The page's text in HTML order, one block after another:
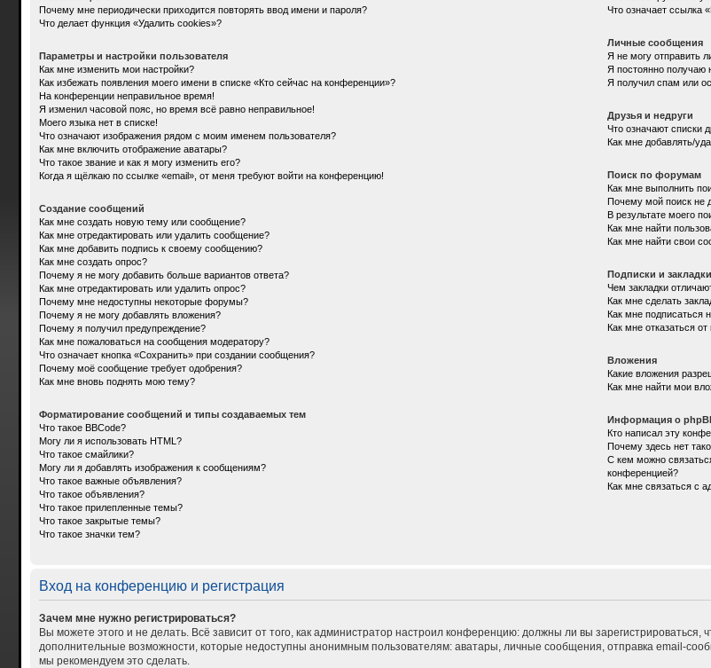
Почему мне периодически приходится повторять ввод имени и пароля?
Что делает функция «Удалить cookies»?
Параметры и настройки пользователя
Как мне изменить мои настройки?
Как избежать появления моего имени в списке «Кто сейчас на конференции»?
На конференции неправильное время!
Я изменил часовой пояс, но время всё равно неправильное!
Моего языка нет в списке!
Что означают изображения рядом с моим именем пользователя?
Как мне включить отображение аватары?
Что такое звание и как я могу изменить его?
Когда я щёлкаю по ссылке «email», от меня требуют войти на конференцию!
Создание сообщений
Как мне создать новую тему или сообщение?
Как мне отредактировать или удалить сообщение?
Как мне добавить подпись к своему сообщению?
Как мне создать опрос?
Почему я не могу добавить больше вариантов ответа?
Как мне отредактировать или удалить опрос?
Почему мне недоступны некоторые форумы?
Почему я не могу добавлять вложения?
Почему я получил предупреждение?
Как мне пожаловаться на сообщения модератору?
Что означает кнопка «Сохранить» при создании сообщения?
Почему моё сообщение требует одобрения?
Как мне вновь поднять мою тему?
Форматирование сообщений и типы создаваемых тем
Что такое BBCode?
Могу ли я использовать HTML?
Что такое смайлики?
Могу ли я добавлять изображения к сообщениям?
Что такое важные объявления?
Что такое объявления?
Что такое прилепленные темы?
Что такое закрытые темы?
Что такое значки тем?
Что означает ссылка
Личные сообщения
Я не могу отправить
Я постоянно получаю
Я получил спам или
Друзья и недруги
Что означают списки
Как мне добавлять/
Поиск по форумам
Как мне выполнить
Почему мой поиск не
В результате моего
Как мне найти
Как мне найти свои
Подписки и закладки
Чем закладки
Как мне сделать
Как мне подписаться
Как мне отказаться от
Вложения
Какие вложения
Как мне найти мои
Информация о
Кто написал эту
Почему здесь нет
С кем можно
конференцией?
Как мне связаться с
Вход на конференцию и регистрация
Зачем мне нужно регистрироваться?
Вы можете этого и не делать. Всё зависит от того, как администратор настроил конференцию: должны ли вы
дополнительные возможности, которые недоступны анонимным пользователям: аватары, личные сообщения, отправка email-
мы рекомендуем это сделать.